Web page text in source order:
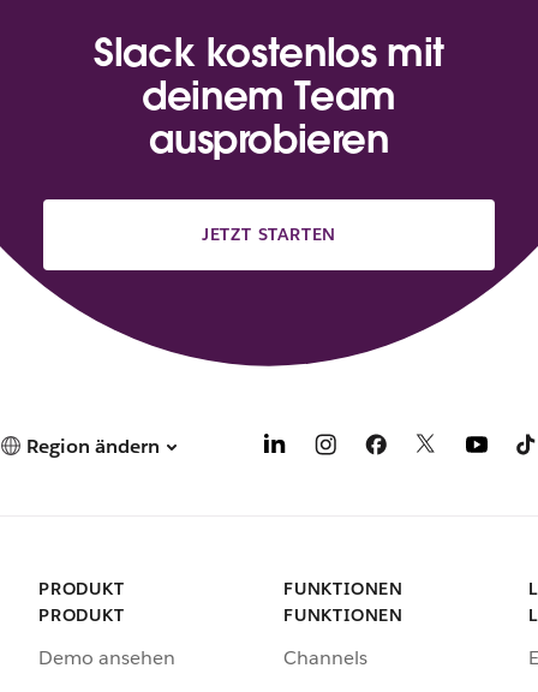
Slack kostenlos mit
deinem Team
ausprobieren
JETZT STARTEN
Region ändern
PRODUKT
PRODUKT
Demo ansehen
FUNKTIONEN
FUNKTIONEN
Channels